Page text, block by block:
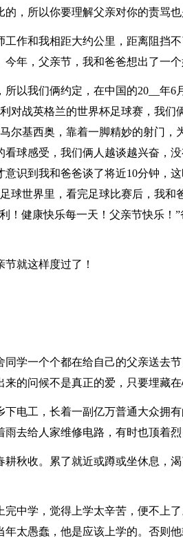
，所以你要理解父亲对你的责骂也
工作和我相距大约公里，距离阻挡
年，父亲节，我和爸爸想出了一个
以我们俩约定，在中国的20__年6
对战英格兰的世界杯足球赛，我们
尔基西奥，靠着一脚精妙的射门，
看球感受，我们俩人越谈越兴奋，
意识到我和爸爸谈了将近10分钟，
球世界里，看完足球比赛后，我和
！健康快乐每一天！父亲节快乐！
就这样度过了！
学一个个都在给自己的父亲送去
的问候不是真正的爱，只要埋藏在
电工，长着一副亿万普通大众拥
去给人家维修电路，有时也顶着烈
耕秋收。累了就近或蹲或坐休息，
完中学，觉得上学太辛苦，便不上
年太愚蠢，他是应该上学的。否则